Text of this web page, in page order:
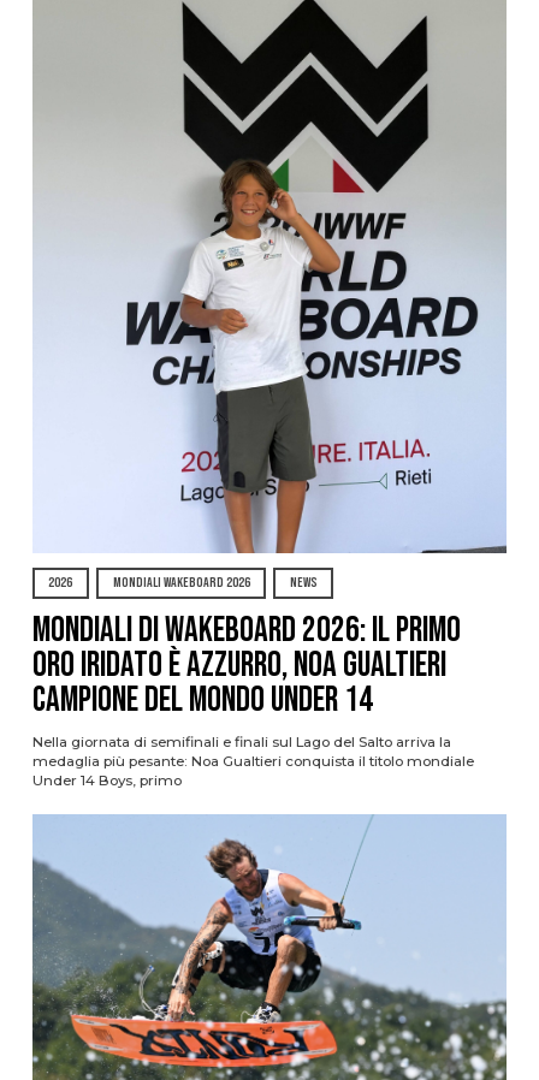
2026 MONDIALI WAKEBOARD 2026 NEWS
Mondiali di Wakeboard 2026: il primo
oro iridato è azzurro, Noa Gualtieri
campione del mondo Under 14
Nella giornata di semifinali e finali sul Lago del Salto arriva la
medaglia più pesante: Noa Gualtieri conquista il titolo mondiale
Under 14 Boys, primo